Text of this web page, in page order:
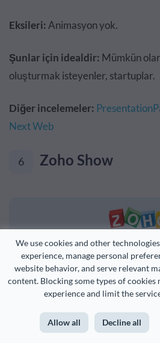
We use cookies and other
experience, manage personal
website behavior, and serve relevant
content. Blocking some types of
experience and limit the
Allow all Decline all
Eksileri: Animasyon yok.
Şunlar için idealdir: Mümkün
oluşturmak isteyenler, startuplar.
Diğer incelemeler:
Next Web
6 Zoho Show
Workplace Bundle adlı bir
parçası olan Zoho Show,
geleneksel bir sunum aracı sağlar.
Burada listelenen diğer